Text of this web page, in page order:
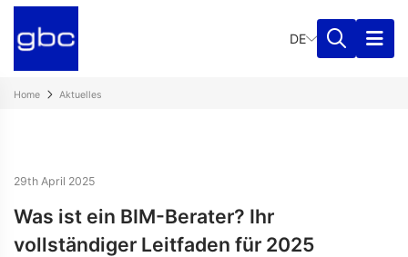
DE
Home Aktuelles
29th April 2025
Was ist ein BIM-Berater? Ihr
vollständiger Leitfaden für 2025